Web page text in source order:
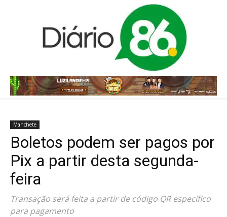
Manchete
Boletos podem ser pagos por
Pix a partir desta segunda-
feira
Transação será feita a partir de código QR específico
para pagamento